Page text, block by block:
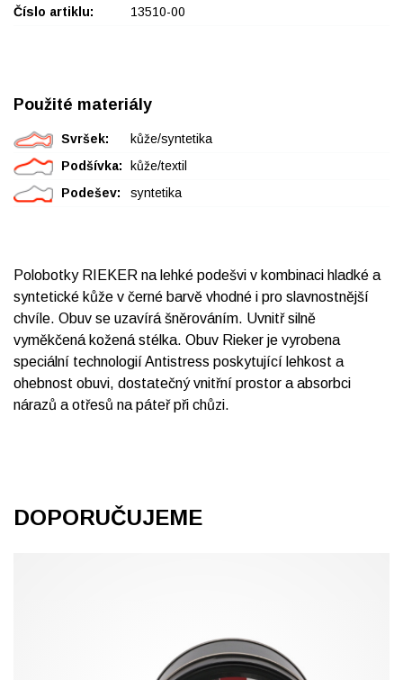
Číslo artiklu: 13510-00
Použité materiály
Svršek:
kůže/syntetika
Podšívka:
kůže/textil
Podešev:
syntetika
Polobotky RIEKER na lehké podešvi v kombinaci hladké a
syntetické kůže v černé barvě vhodné i pro slavnostnější
chvíle. Obuv se uzavírá šněrováním. Uvnitř silně
vyměkčená kožená stélka. Obuv Rieker je vyrobena
speciální technologií Antistress poskytující lehkost a
ohebnost obuvi, dostatečný vnitřní prostor a absorbci
nárazů a otřesů na páteř při chůzi.
DOPORUČUJEME